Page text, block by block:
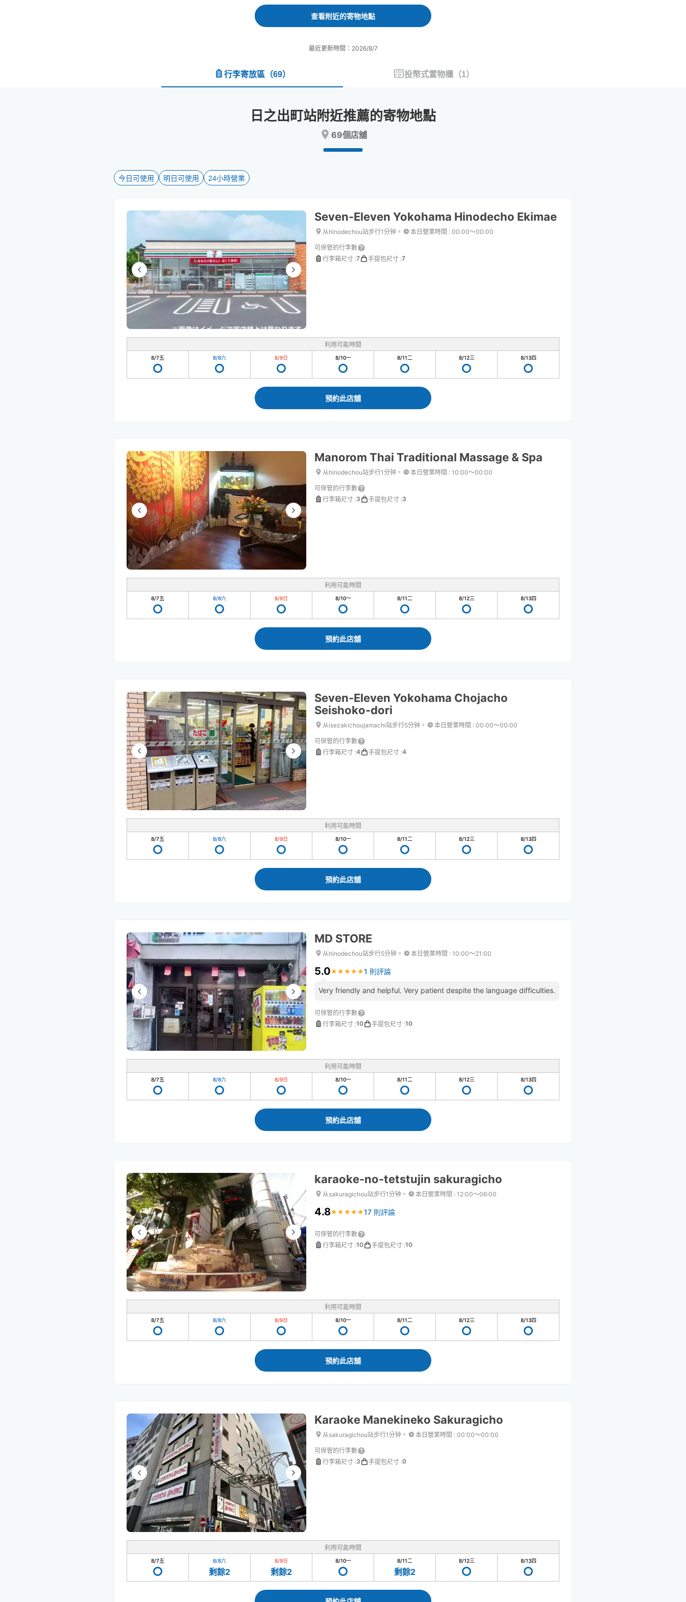
forward
to
the
calendar
select
the
changing
dates.
backward
interact
select
the
changing
dates.
查看附近的寄物地點
最近更新時間：2026/8/7
行李寄放區 （69） 投幣式置物櫃 （1）
日之出町站附近推薦的寄物地點
69個店舖
今日可使用 明日可使用 24小時營業
Seven-Eleven Yokohama Hinodecho Ekimae
从hinodechou站步行1分钟。 本日營業時間 : 00:00〜00:00
可保管的行李數
行李箱尺寸 :7 手提包尺寸 :7
利用可能時間
8/7五 8/8六 8/9日 8/10一 8/11二 8/12三 8/13四
預約此店舖
Manorom Thai Traditional Massage & Spa
从hinodechou站步行1分钟。 本日營業時間 : 10:00〜00:00
可保管的行李數
行李箱尺寸 :3 手提包尺寸 :3
利用可能時間
8/7五 8/8六 8/9日 8/10一 8/11二 8/12三 8/13四
預約此店舖
Seven-Eleven Yokohama Chojacho
Seishoko-dori
从isezakichoujamachi站步行5分钟。 本日營業時間 : 00:00〜00:00
可保管的行李數
行李箱尺寸 :4 手提包尺寸 :4
利用可能時間
8/7五 8/8六 8/9日 8/10一 8/11二 8/12三 8/13四
預約此店舖
MD STORE
从hinodechou站步行5分钟。 本日營業時間 : 10:00〜21:00
5.0★ ★ ★ ★ ★
★ ★ ★ ★ ★1 則評論
Very friendly and helpful. Very patient despite the language difficulties.
可保管的行李數
行李箱尺寸 :10 手提包尺寸 :10
利用可能時間
8/7五 8/8六 8/9日 8/10一 8/11二 8/12三 8/13四
預約此店舖
karaoke-no-tetstujin sakuragicho
从sakuragichou站步行1分钟。 本日營業時間 : 12:00〜06:00
4.8★ ★ ★ ★ ★
★ ★ ★ ★ ★17 則評論
可保管的行李數
行李箱尺寸 :10 手提包尺寸 :10
利用可能時間
8/7五 8/8六 8/9日 8/10一 8/11二 8/12三 8/13四
預約此店舖
Karaoke Manekineko Sakuragicho
从sakuragichou站步行1分钟。 本日營業時間 : 00:00〜00:00
可保管的行李數
行李箱尺寸 :3 手提包尺寸 :0
利用可能時間
8/7五 8/8六
剩餘2
8/9日
剩餘2
8/10一 8/11二
剩餘2
8/12三 8/13四